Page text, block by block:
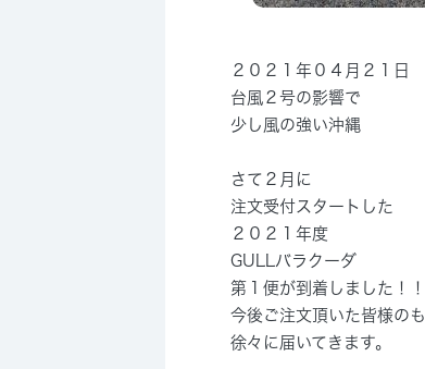
２０２１年０４月２１日
台風２号の影響で
少し風の強い沖縄
さて２月に
注文受付スタートした
２０２１年度
GULLバラクーダ
第１便が到着しました！！
今後ご注文頂いた皆様のも
徐々に届いてきます。